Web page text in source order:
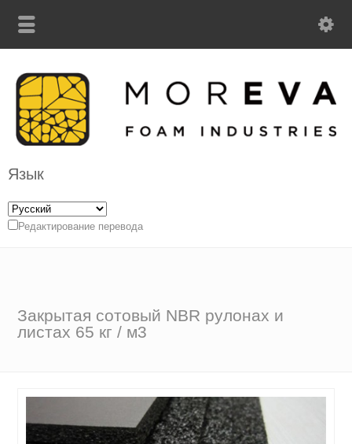
Язык
Редактирование перевода
Закрытая сотовый NBR рулонах и
листах 65 кг / м3